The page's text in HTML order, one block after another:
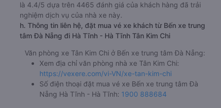
là 4.4/5 dựa trên 4465 đánh giá của khách hàng đã trải
nghiệm dịch vụ của nhà xe này.
h. Thông tin liên hệ, đặt mua vé xe khách từ Bến xe trung
tâm Đà Nẵng đi Hà Tĩnh - Hà Tĩnh Tân Kim Chi
Văn phòng xe Tân Kim Chi ở Bến xe trung tâm Đà Nẵng:
Xem địa chỉ văn phòng nhà xe Tân Kim Chi:
https://vexere.com/vi-VN/xe-tan-kim-chi
Số điện thoại đặt mua vé xe Bến xe trung tâm Đà
Nẵng Hà Tĩnh - Hà Tĩnh: 1900 888684